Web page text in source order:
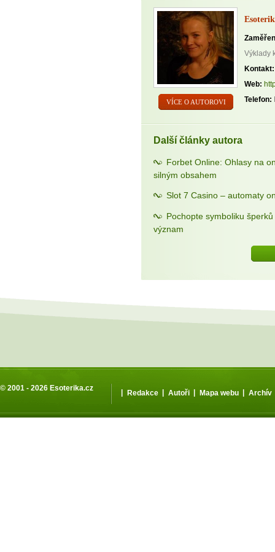
VÍCE O AUTOROVI
Výklady
Kontakt:
Web:
Telefon:
Další články autora
Forbet Online: Ohlasy na
silným obsahem
Slot 7 Casino – automaty
Pochopte symboliku
význam
© 2001 - 2026 Esoterika.cz
Redakce Autoři Mapa webu Archív